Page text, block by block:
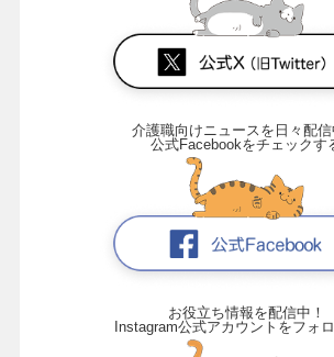
介護職向けニュースを日々配信
公式Facebookをチェックす
お役立ち情報を配信中！
Instagram公式アカウントをフォ